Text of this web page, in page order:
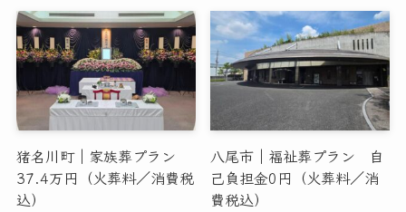
猪名川町｜家族葬プラン
37.4万円（火葬料／消費税
込）
八尾市｜福祉葬プラン 自
己負担金0円（火葬料／消
費税込）